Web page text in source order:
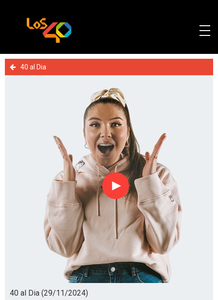
40 al Dia
Reproducir
40 al Dia (29/11/2024)